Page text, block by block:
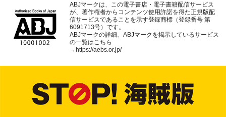
ABJマークは、この電子書店・電子書籍配信サービス
が、著作権者からコンテンツ使用許諾を得た正規版配
信サービスであることを示す登録商標（登録番号 第
6091713号）です。
ABJマークの詳細、ABJマークを掲示しているサービス
の一覧はこちら
→https://aebs.or.jp/